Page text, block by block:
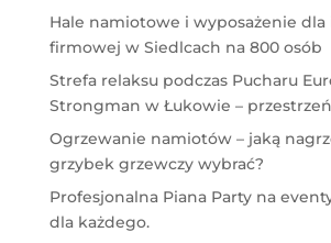
Hale namiotowe i wyposażenie
firmowej w Siedlcach na 800 osób
Strefa relaksu podczas Pucharu
Strongman w Łukowie –
Ogrzewanie namiotów – jaką
grzybek grzewczy wybrać?
Profesjonalna Piana Party na
dla każdego.